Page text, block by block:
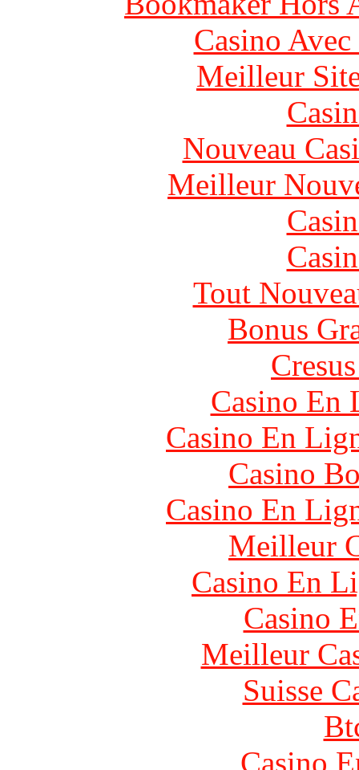
Casino
Meilleur
Nouveau
Meilleur
Tout
Bonus
Casino En
Casino En
Casino
Casino En
Meilleur
Casino En
Casino
Meilleur
Suisse
Casino